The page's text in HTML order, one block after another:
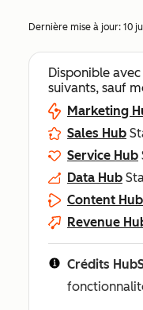
Dernière mise à jour: 10
Disponible
suivants, sauf
Marketing
Sales Hub
Service Hub
Data Hub
Content Hub
Revenue
Crédits